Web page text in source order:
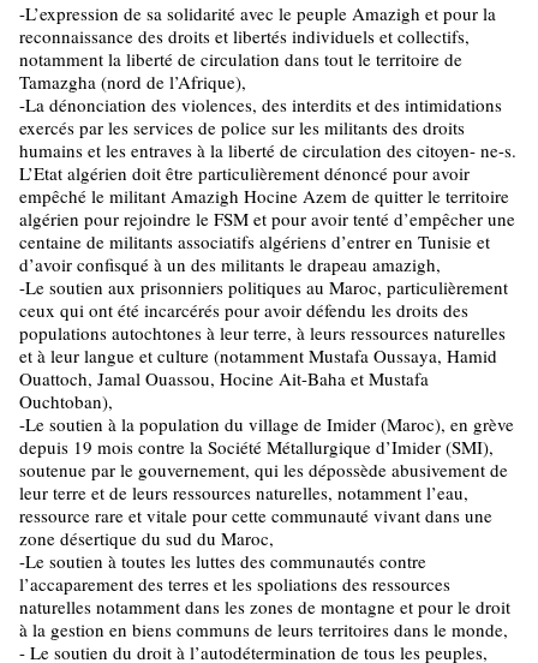
-L’expression de sa solidarité avec le peuple Amazigh et pour la
reconnaissance des droits et libertés individuels et collectifs,
notamment la liberté de circulation dans tout le territoire de
Tamazgha (nord de l’Afrique),
-La dénonciation des violences, des interdits et des intimidations
exercés par les services de police sur les militants des droits
humains et les entraves à la liberté de circulation des citoyen- ne-s.
L’Etat algérien doit être particulièrement dénoncé pour avoir
empêché le militant Amazigh Hocine Azem de quitter le territoire
algérien pour rejoindre le FSM et pour avoir tenté d’empêcher une
centaine de militants associatifs algériens d’entrer en Tunisie et
d’avoir confisqué à un des militants le drapeau amazigh,
-Le soutien aux prisonniers politiques au Maroc, particulièrement
ceux qui ont été incarcérés pour avoir défendu les droits des
populations autochtones à leur terre, à leurs ressources naturelles
et à leur langue et culture (notamment Mustafa Oussaya, Hamid
Ouattoch, Jamal Ouassou, Hocine Ait-Baha et Mustafa
Ouchtoban),
-Le soutien à la population du village de Imider (Maroc), en grève
depuis 19 mois contre la Société Métallurgique d’Imider (SMI),
soutenue par le gouvernement, qui les dépossède abusivement de
leur terre et de leurs ressources naturelles, notamment l’eau,
ressource rare et vitale pour cette communauté vivant dans une
zone désertique du sud du Maroc,
-Le soutien à toutes les luttes des communautés contre
l’accaparement des terres et les spoliations des ressources
naturelles notamment dans les zones de montagne et pour le droit
à la gestion en biens communs de leurs territoires dans le monde,
- Le soutien du droit à l’autodétermination de tous les peuples,